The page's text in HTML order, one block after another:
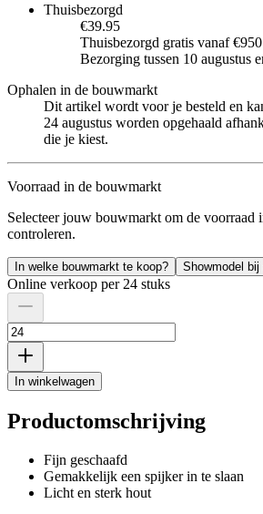
Thuisbezorgd
€39.95
Thuisbezorgd gratis vanaf €950
Bezorging tussen 10 augustus
Ophalen in de bouwmarkt
Dit artikel wordt voor je besteld en
24 augustus worden opgehaald
die je kiest.
Voorraad in de bouwmarkt
Selecteer jouw bouwmarkt om de voorraad
controleren.
In welke bouwmarkt te koop? Showmodel bij
Online verkoop per 24 stuks
In winkelwagen
Productomschrijving
Fijn geschaafd
Gemakkelijk een spijker in te slaan
Licht en sterk hout